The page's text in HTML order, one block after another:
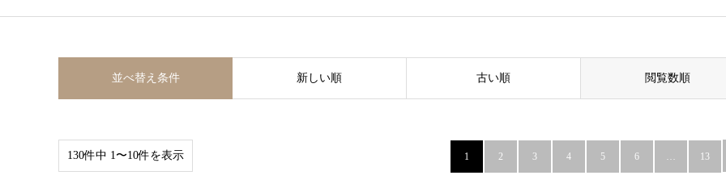
並べ替え条件 新しい順 古い順 閲覧数順
130件中 1〜10件を表示 1 2 3 4 5 6 … 13